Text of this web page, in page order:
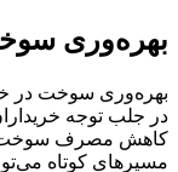
بهره‌وری
بهره‌وری سوخت در
در جلب توجه
کاهش مصرف سوخت
مسیرهای کوتاه